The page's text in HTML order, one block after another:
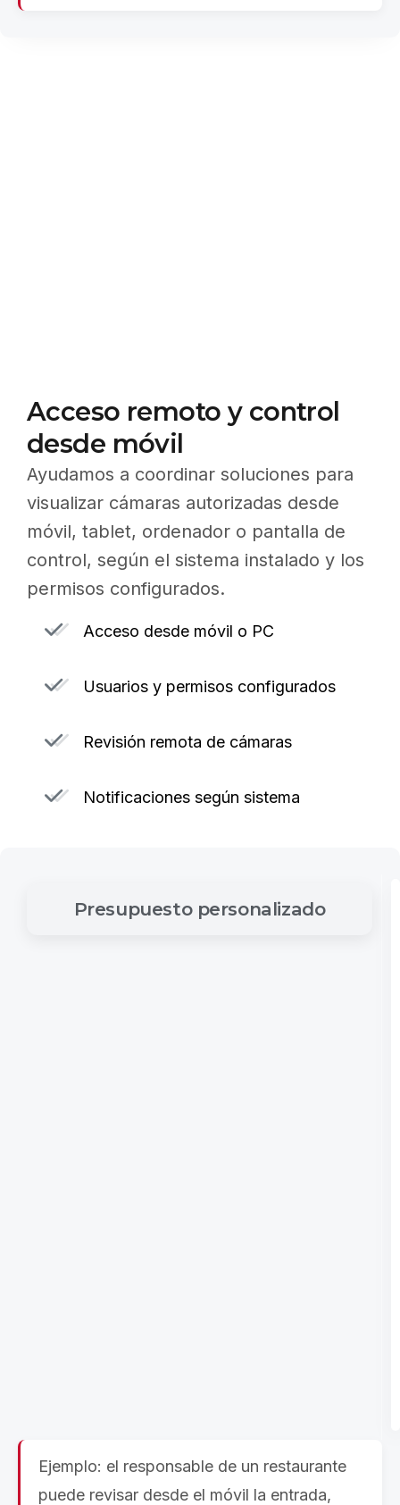
Acceso remoto y control
desde móvil
Ayudamos a coordinar soluciones para
visualizar cámaras autorizadas desde
móvil, tablet, ordenador o pantalla de
control, según el sistema instalado y los
permisos configurados.
Acceso desde móvil o PC
Usuarios y permisos configurados
Revisión remota de cámaras
Notificaciones según sistema
Presupuesto personalizado
Ejemplo: el responsable de un restaurante
puede revisar desde el móvil la entrada,